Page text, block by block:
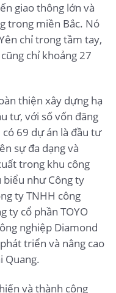
giao thông lớn và
trong miền Bắc. Nó
chỉ trong tầm tay,
chỉ khoảng 27
thiện xây dựng hạ
tư, với số vốn đăng
69 dự án là đầu tư
sự đa dạng và
trong khu công
như Công ty
ty TNHH công
ty cổ phần TOYO
nghiệp Diamond
triển và nâng cao
Quang.
và thành công